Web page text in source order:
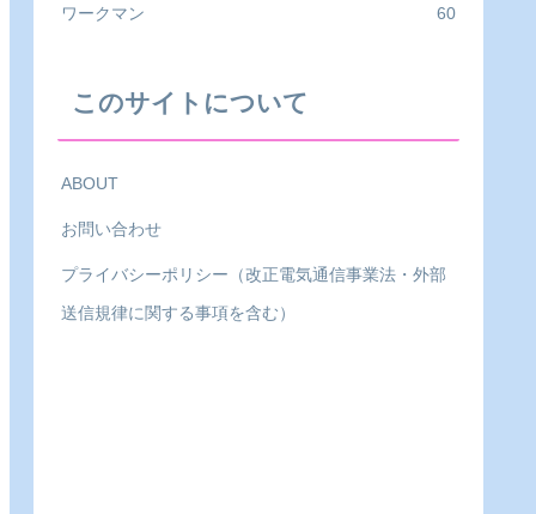
ワークマン 60
このサイトについて
ABOUT
お問い合わせ
プライバシーポリシー（改正電気通信事業法・外部
送信規律に関する事項を含む）